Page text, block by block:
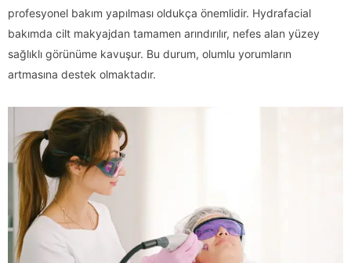
profesyonel bakım yapılması oldukça önemlidir. Hydrafacial
bakımda cilt makyajdan tamamen arındırılır, nefes alan yüzey
sağlıklı görünüme kavuşur. Bu durum, olumlu yorumların
artmasına destek olmaktadır.